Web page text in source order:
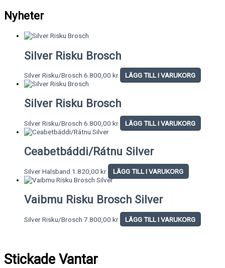
Nyheter
Silver Risku Brosch
Silver Risku/Brosch 6.800,00 kr LÄGG TILL I VARUKORG
Silver Risku Brosch
Silver Risku/Brosch 6.800,00 kr LÄGG TILL I VARUKORG
Ceabetbáddi/Rátnu Silver
Silver Halsband 1.820,00 kr LÄGG TILL I VARUKORG
Vaibmu Risku Brosch Silver
Silver Risku/Brosch 7.800,00 kr LÄGG TILL I VARUKORG
Stickade Vantar